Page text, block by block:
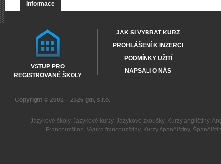
Informace
VSTUP PRO
REGISTROVANÉ ŠKOLY
JAK SI VYBRAT KURZ
PROHLÁŠENÍ K INZERCI
PODMÍNKY UŽITÍ
NAPSALI O NÁS
Copyright © 2001 – 2026 gdi, s.r.o.
Jazykové školy, Jazykové kurzy, Jazykové zkoušky, Kurzy angličtiny,
Francouzština,Výuka francouzštiny, Kurzy španělštiny,